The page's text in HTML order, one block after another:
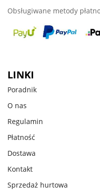
Obsługiwane metody
LINKI
Poradnik
O nas
Regulamin
Płatność
Dostawa
Kontakt
Sprzedaż hurtowa